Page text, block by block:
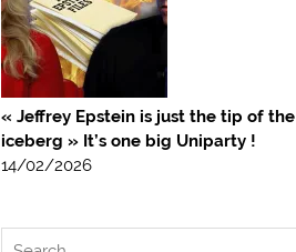
« Jeffrey Epstein is just the tip of the
iceberg » It’s one big Uniparty !
14/02/2026